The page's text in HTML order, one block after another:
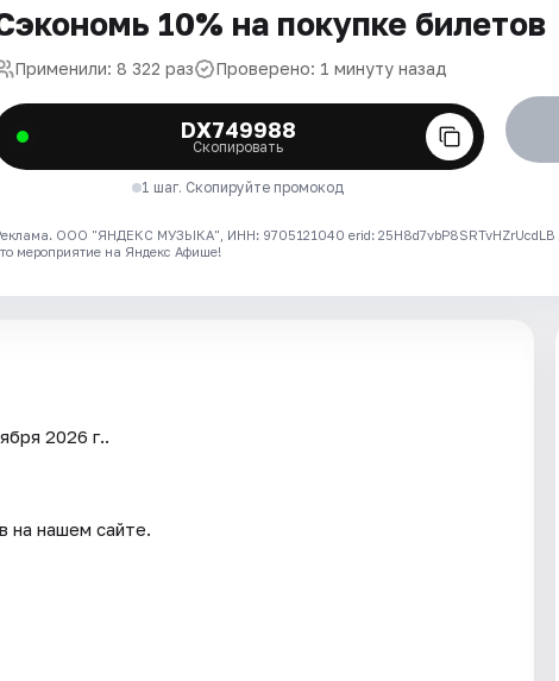
10% на покупке билетов
Применили: 8 322 раз Проверено: 1 минуту назад
DX749988
Скопировать
1 шаг. Скопируйте промокод
ООО "ЯНДЕКС МУЗЫКА", ИНН: 9705121040 erid: 25H8d7vbP8SRTvHZrUcdLB
мероприятие на Яндекс Афише!
2026 г..
на нашем сайте.